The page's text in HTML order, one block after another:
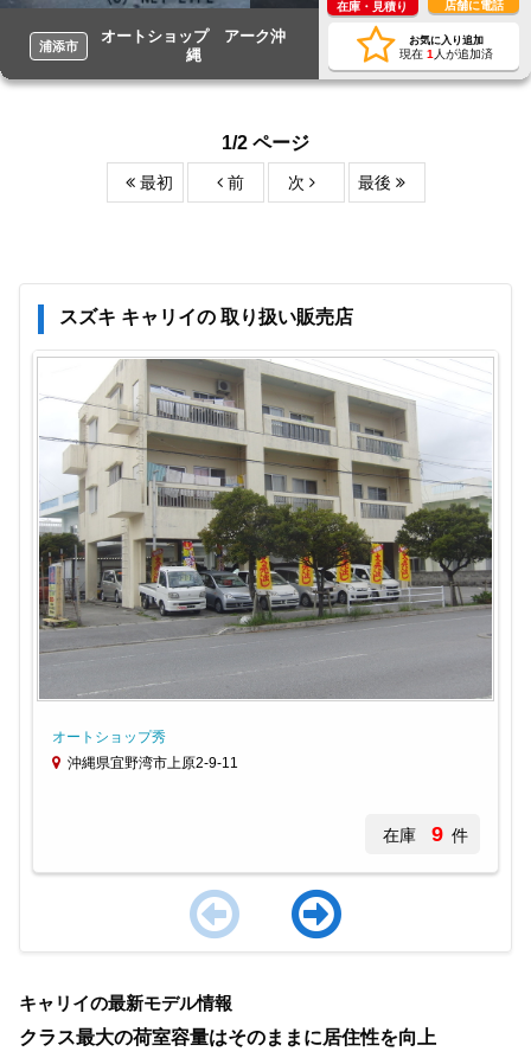
浦添市
オートショップ アーク沖
縄
在庫・見積り 店舗に電話
お気に入り追加
現在 1 人が追加済
1/2 ページ
最初 前 次 最後
スズキ キャリイの 取り扱い販売店
オートショップ秀
沖縄県宜野湾市上原2-9-11
在庫 9 件
of
キャリイの最新モデル情報
クラス最大の荷室容量はそのままに居住性を向上